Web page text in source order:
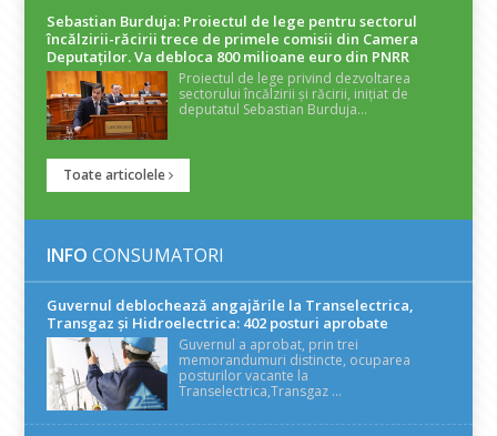
Sebastian Burduja: Proiectul de lege pentru sectorul
încălzirii-răcirii trece de primele comisii din Camera
Deputaților. Va debloca 800 milioane euro din PNRR
Proiectul de lege privind dezvoltarea
sectorului încălzirii și răcirii, inițiat de
deputatul Sebastian Burduja...
Toate articolele
INFO CONSUMATORI
Guvernul deblochează angajările la Transelectrica,
Transgaz și Hidroelectrica: 402 posturi aprobate
Guvernul a aprobat, prin trei
memorandumuri distincte, ocuparea
posturilor vacante la
Transelectrica,Transgaz ...